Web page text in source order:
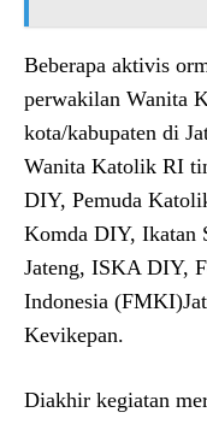
Beberapa aktivis
perwakilan Wanita
kota/kabupaten di
Wanita Katolik RI
DIY, Pemuda
Komda DIY, Ikatan
Jateng, ISKA DIY,
Indonesia
Kevikepan.
Diakhir kegiatan